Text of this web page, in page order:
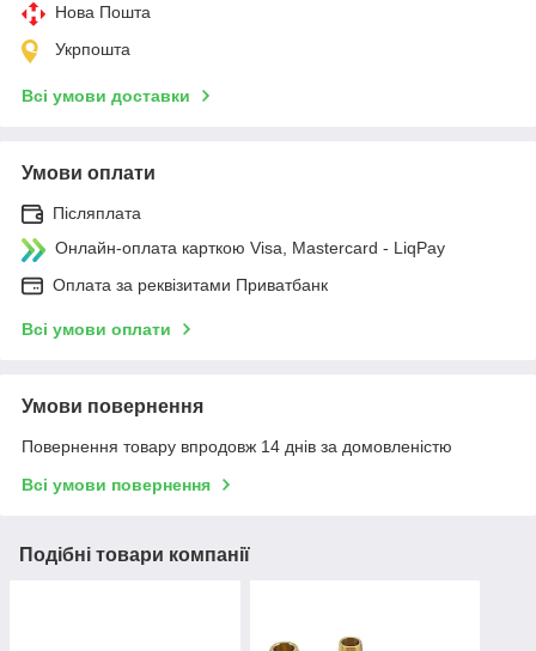
Нова Пошта
Укрпошта
Всі умови доставки
Умови оплати
Післяплата
Онлайн-оплата карткою Visa, Mastercard - LiqPay
Оплата за реквізитами Приватбанк
Всі умови оплати
Умови повернення
Повернення товару впродовж 14 днів за домовленістю
Всі умови повернення
Подібні товари компанії